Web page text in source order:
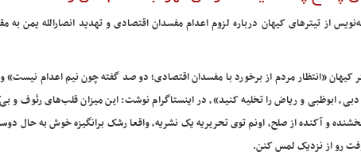
از تیترهای کیهان درباره لزوم اعدام مفسدان اقتصادی و تهدید انصارالله یمن به
کیهان «انتظار مردم از برخورد با مفسدان اقتصادی؛ دو صد گفته چون نیم اعدام نیست»
ابوظبی و ریاض را تخلیه کنید»، در اینستاگرام نوشت: این میزان قلب‌های رئوف و
و آکنده از صلح، اونم توی تحریریه یک نشریه، واقعا رشک برانگیزه خوش به حال
رو از نزدیک لمس کنن.